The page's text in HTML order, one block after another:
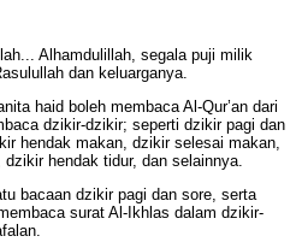
Alhamdulillah, segala puji milik
dan keluarganya.
haid boleh membaca Al-Qur’an dari
dzikir-dzikir; seperti dzikir pagi dan
hendak makan, dzikir selesai makan,
hendak tidur, dan selainnya.
bacaan dzikir pagi dan sore, serta
surat Al-Ikhlas dalam dzikir-